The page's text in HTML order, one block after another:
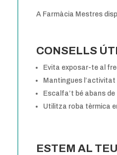
A Farmàcia Mestres
CONSELLS
Evita exposar-te al
Mantingues
Escalfa’t bé abans
Utilitza roba tèrmica
ESTEM AL